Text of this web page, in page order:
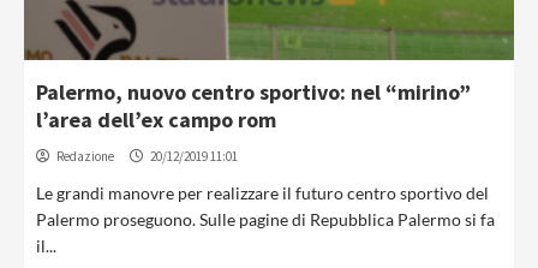
Palermo, nuovo centro sportivo: nel “mirino”
l’area dell’ex campo rom
Redazione 20/12/2019 11:01
Le grandi manovre per realizzare il futuro centro sportivo del
Palermo proseguono. Sulle pagine di Repubblica Palermo si fa
il...